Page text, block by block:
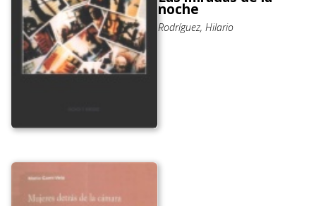
noche
Rodríguez, Hilario